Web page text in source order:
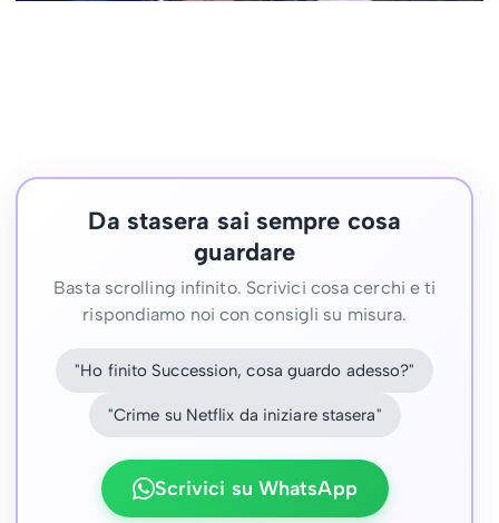
Da stasera sai sempre cosa
guardare
Basta scrolling infinito. Scrivici cosa cerchi e ti
rispondiamo noi con consigli su misura.
"Ho finito Succession, cosa guardo adesso?"
"Crime su Netflix da iniziare stasera"
Scrivici su WhatsApp